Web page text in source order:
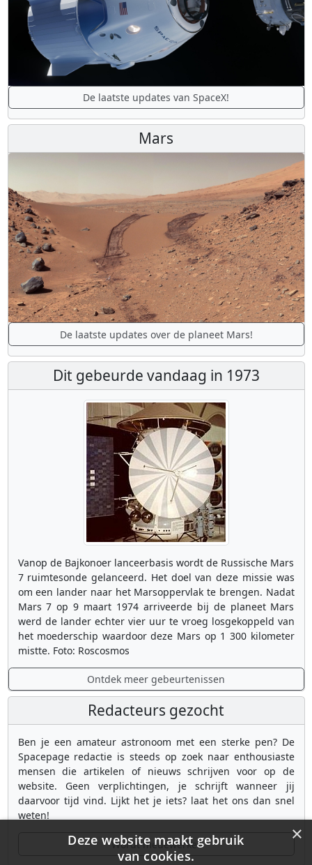
De laatste updates van SpaceX!
Mars
De laatste updates over de planeet Mars!
Dit gebeurde vandaag in 1973
Vanop de Bajkonoer lanceerbasis wordt de Russische Mars
7 ruimtesonde gelanceerd. Het doel van deze missie was
om een lander naar het Marsoppervlak te brengen. Nadat
Mars 7 op 9 maart 1974 arriveerde bij de planeet Mars
werd de lander echter vier uur te vroeg losgekoppeld van
het moederschip waardoor deze Mars op 1 300 kilometer
mistte. Foto: Roscosmos
Ontdek meer gebeurtenissen
Redacteurs gezocht
Ben je een amateur astronoom met een sterke pen? De
Spacepage redactie is steeds op zoek naar enthousiaste
mensen die artikelen of nieuws schrijven voor op de
website. Geen verplichtingen, je schrijft wanneer jij
daarvoor tijd vind. Lijkt het je iets? laat het ons dan snel
weten!
Wordt medewerker ×
Deze website maakt gebruik
van cookies.